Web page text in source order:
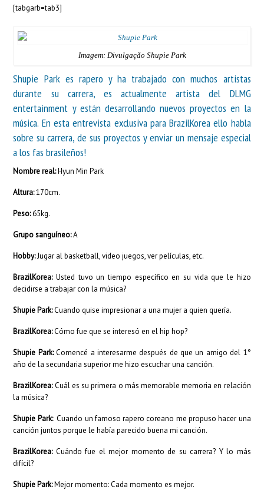
[tabgarb=tab3]
Imagem: Divulgação Shupie Park
Shupie Park es rapero y ha trabajado con muchos artistas
durante su carrera, es actualmente artista del DLMG
entertainment y están desarrollando nuevos proyectos en la
música. En esta entrevista exclusiva para BrazilKorea ello habla
sobre su carrera, de sus proyectos y enviar un mensaje especial
a los fas brasileños!
Nombre real:Hyun Min Park
Altura:170cm.
Peso:65kg.
Grupo sanguíneo:A
Hobby:Jugar al basketball, video juegos, ver películas, etc.
BrazilKorea:Usted tuvo un tiempo específico en su vida que le hizo
decidirse a trabajar con la música?
Shupie Park:Cuando quise impresionar a una mujer a quien quería.
BrazilKorea:Cómo fue que se interesó en el hip hop?
Shupie Park:Comencé a interesarme después de que un amigo del 1°
año de la secundaria superior me hizo escuchar una canción.
BrazilKorea:Cuál es su primera o más memorable memoria en relación
la música?
Shupie Park:Cuando un famoso rapero coreano me propuso hacer una
canción juntos porque le había parecido buena mi canción.
BrazilKorea: Cuándo fue el mejor momento de su carrera? Y lo más
difícil?
Shupie Park:Mejor momento: Cada momento es mejor.